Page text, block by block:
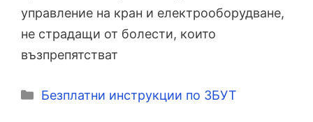
управление на кран и електрооборудване,
не страдащи от болести, които
възпрепятстват
Категории
Безплатни инструкции по ЗБУТ